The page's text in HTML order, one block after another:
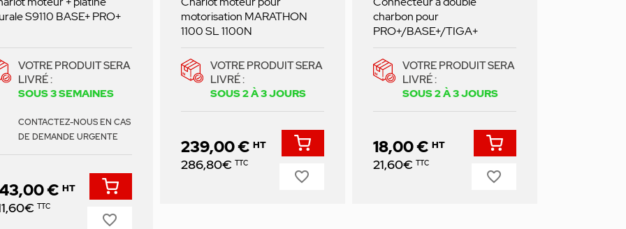
S9110 BASE+ PRO+
VOTRE PRODUIT SERA
LIVRÉ :
SOUS 3 SEMAINES
CONTACTEZ-NOUS EN CAS
DE DEMANDE URGENTE
€ HT
TTC
favorite_border
motorisation MARATHON
1100 SL 1100N
VOTRE PRODUIT SERA
LIVRÉ :
SOUS 2 À 3 JOURS
Prix
239,00 € HT
286,80€ TTC
favorite_border
charbon pour
PRO+/BASE+/TIGA+
VOTRE PRODUIT SERA
LIVRÉ :
SOUS 2 À 3 JOURS
Prix
18,00 € HT
21,60€ TTC
favorite_border